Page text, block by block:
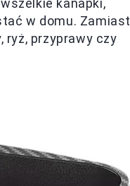
kanapki,
w domu. Zamiast
ryż, przyprawy czy